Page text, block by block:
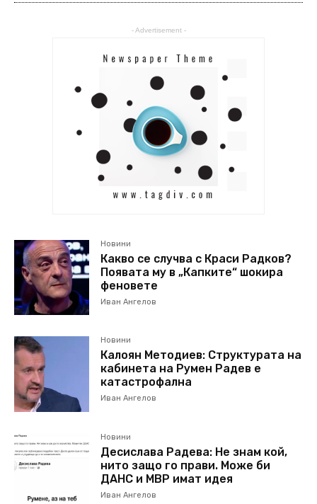
- Advertisement -
Новини
Какво се случва с Краси Радков?
Появата му в „Капките“ шокира
феновете
Иван Ангелов
Новини
Калоян Методиев: Структурата на
кабинета на Румен Радев е
катастрофална
Иван Ангелов
Новини
Десислава Радева: Не знам кой,
нито защо го прави. Може би
ДАНС и МВР имат идея
Иван Ангелов